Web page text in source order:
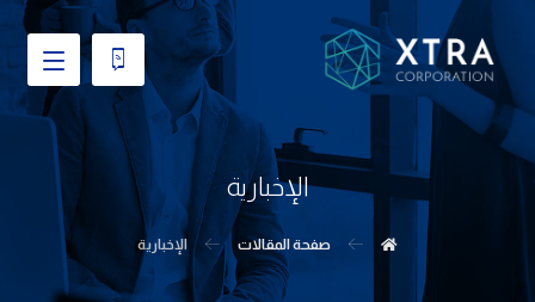
الإخبارية
صفحة المقالات الإخبارية